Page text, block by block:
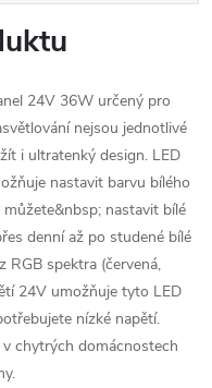
24V 36W určený pro
nejsou jednotlivé
i ultratenký design. LED
nastavit barvu bílého
nastavit bílé
denní až po studené bílé
RGB spektra (červená,
24V umožňuje tyto LED
nízké napětí.
chytrých domácnostech